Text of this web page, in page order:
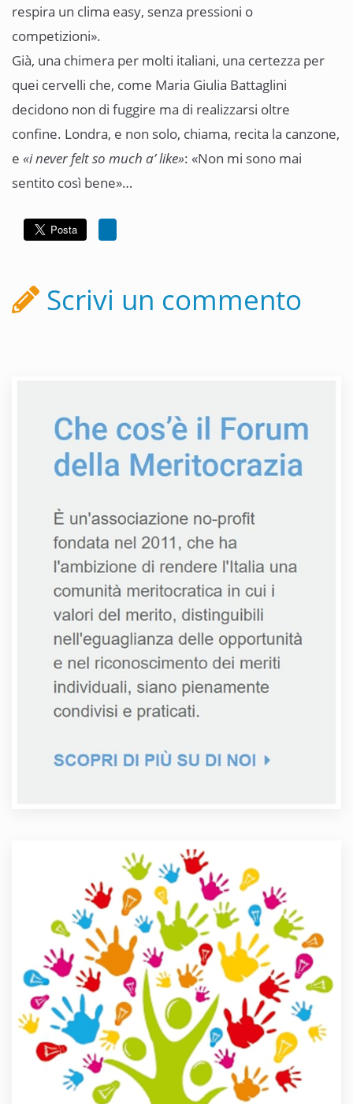
respira un clima easy, senza pressioni o
competizioni».
Già, una chimera per molti italiani, una certezza per
quei cervelli che, come Maria Giulia Battaglini
decidono non di fuggire ma di realizzarsi oltre
confine. Londra, e non solo, chiama, recita la canzone,
e «i never felt so much a’ like»: «Non mi sono mai
sentito così bene»…
Scrivi un commento